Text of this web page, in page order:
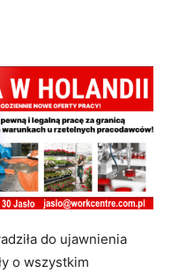
do ujawnienia
o wszystkim